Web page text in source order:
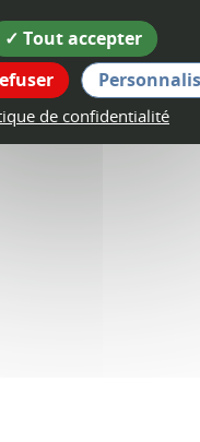
Tout accepter
de confidentialité